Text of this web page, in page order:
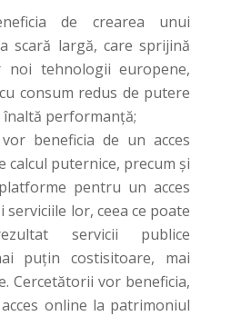
de crearea unui
scară largă, care sprijină
noi tehnologii europene,
consum redus de putere
performanță;
beneficia de un acces
calcul puternice, precum și
pentru un acces
serviciile lor, ceea ce poate
servicii publice
puțin costisitoare, mai
Cercetătorii vor beneficia,
online la patrimoniul